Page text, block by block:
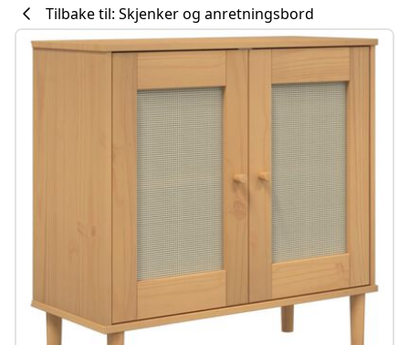
Tilbake til: Skjenker og anretningsbord